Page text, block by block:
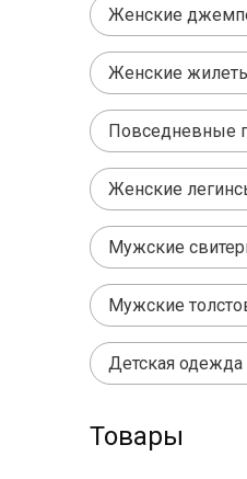
Женские
Женские
Повседневные
Женские
Мужские
Мужские
Детская одежда
Товары